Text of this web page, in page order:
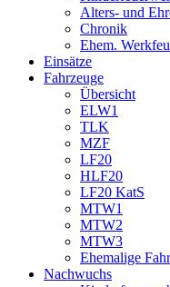
Alters- und
Chronik
Ehem.
Einsätze
Fahrzeuge
Übersicht
ELW1
TLK
MZF
LF20
HLF20
LF20 KatS
MTW1
MTW2
MTW3
Ehemalige
Nachwuchs